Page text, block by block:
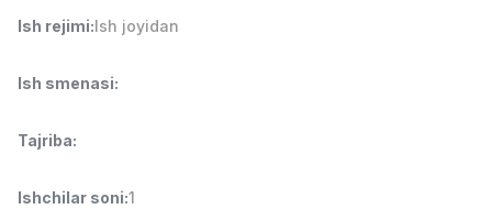
3,500,000 - 8,000,000 sum
Savdo boshlig'i
6,000,000 - 15,000,000 sum
Full time job
Ish joyidan
Ish rejimi:Ish joyidan
Ish smenasi:
Tajriba:
Ishchilar soni:1